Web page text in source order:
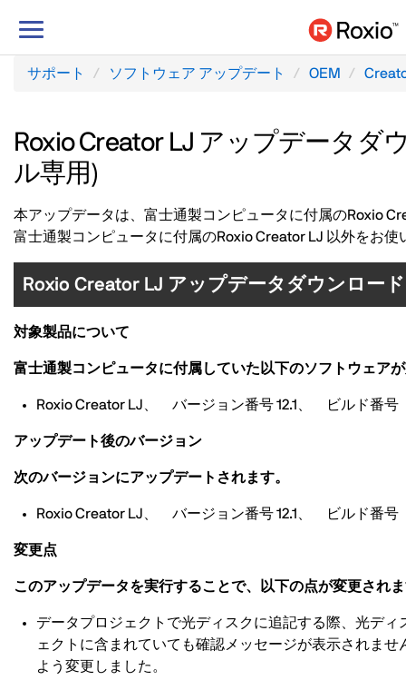
ナ
ゲ
ョ
の
り
替
え
サポート ソフトウェア アップデート OEM
Roxio Creator LJ アップデータ
ル専用)
本アップデータは、富士通製コンピュータに付属のRoxio
富士通製コンピュータに付属のRoxio Creator LJ 以外をお
Roxio Creator LJ アップデータダウンロー
対象製品について
富士通製コンピュータに付属していた以下のソフトウェア
Roxio Creator LJ、 バージョン番号 12.1、 ビルド番
アップデート後のバージョン
次のバージョンにアップデートされます。
Roxio Creator LJ、 バージョン番号 12.1、 ビルド番
変更点
このアップデータを実行することで、以下の点が変更され
データプロジェクトで光ディスクに追記する際、光デ
ェクトに含まれていても確認メッセージが表示されま
よう変更しました。